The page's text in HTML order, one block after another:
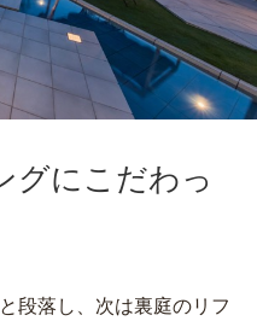
グにこだわっ
段落し、次は裏庭のリフ